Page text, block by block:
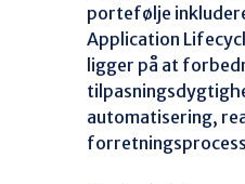
portefølje
Application
ligger på at
automatisering,